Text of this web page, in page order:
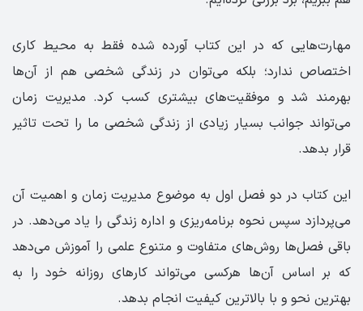
مهارت‌هایی که در این کتاب آورده شده فقط به محیط کاری
اختصاص ندارد؛ بلکه می‌توان در زندگی شخصی هم از آن‌ها
بهر‌مند شد و موفقیت‌های بیشتری کسب کرد. مدیریت زمان
می‌تواند جوانب بسیار زیادی از زندگی شخصی ما را تحت تاثیر
قرار بدهد.
این کتاب در دو فصل اول به موضوع مدیریت زمان و اهمیت آن
می‌پردازد سپس نحوه برنامه‌ریزی و اداره زندگی را یاد می‌دهد. در
باقی فصل‌ها روش‌های متفاوت و متنوع علمی را آموزش می‌دهد
که بر اساس آن‌ها هرکسی می‌تواند کارهای روزانه خود را به
بهترین نحو و با بالاترین کیفیت انجام بدهد.